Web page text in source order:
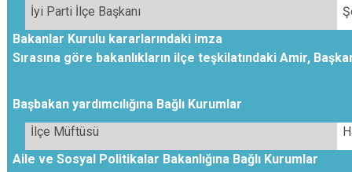
İyi Parti İlçe Başkanı
Bakanlar Kurulu kararlarındaki imza
Sırasına göre bakanlıkların ilçe teşkilatındaki Amir,
Başbakan yardımcılığına Bağlı Kurumlar
İlçe Müftüsü
Aile ve Sosyal Politikalar Bakanlığına Bağlı Kurumlar